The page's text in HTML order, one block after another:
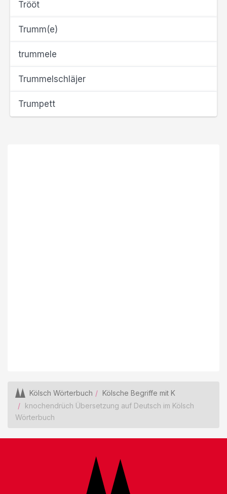
Trööt
Trumm(e)
trummele
Trummelschläjer
Trumpett
Kölsch Wörterbuch
Kölsche Begriffe mit K
knochendrüch Übersetzung auf Deutsch im Kölsch
Wörterbuch